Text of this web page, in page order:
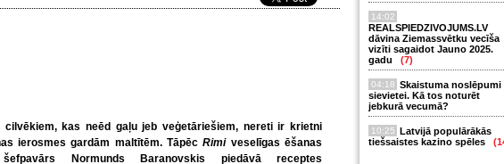
14:02
REALSPIEDZIVOJUMS.LV
dāvina Ziemassvētku vecīša
vizīti sagaidot Jauno 2025.
gadu
(7)
04:18 Skaistuma noslēpumi
sievietei. Kā tos noturēt
jebkurā vecumā?
10:25 Latvijā populārākās
tiešsaistes kazino spēles
cilvēkiem, kas neēd gaļu jeb veģetāriešiem, nereti ir krietni
ierosmes gardām maltītēm. TāpēcRimi veselīgas ēšanas
šefpavārs Normunds Baranovskis piedāvā receptes